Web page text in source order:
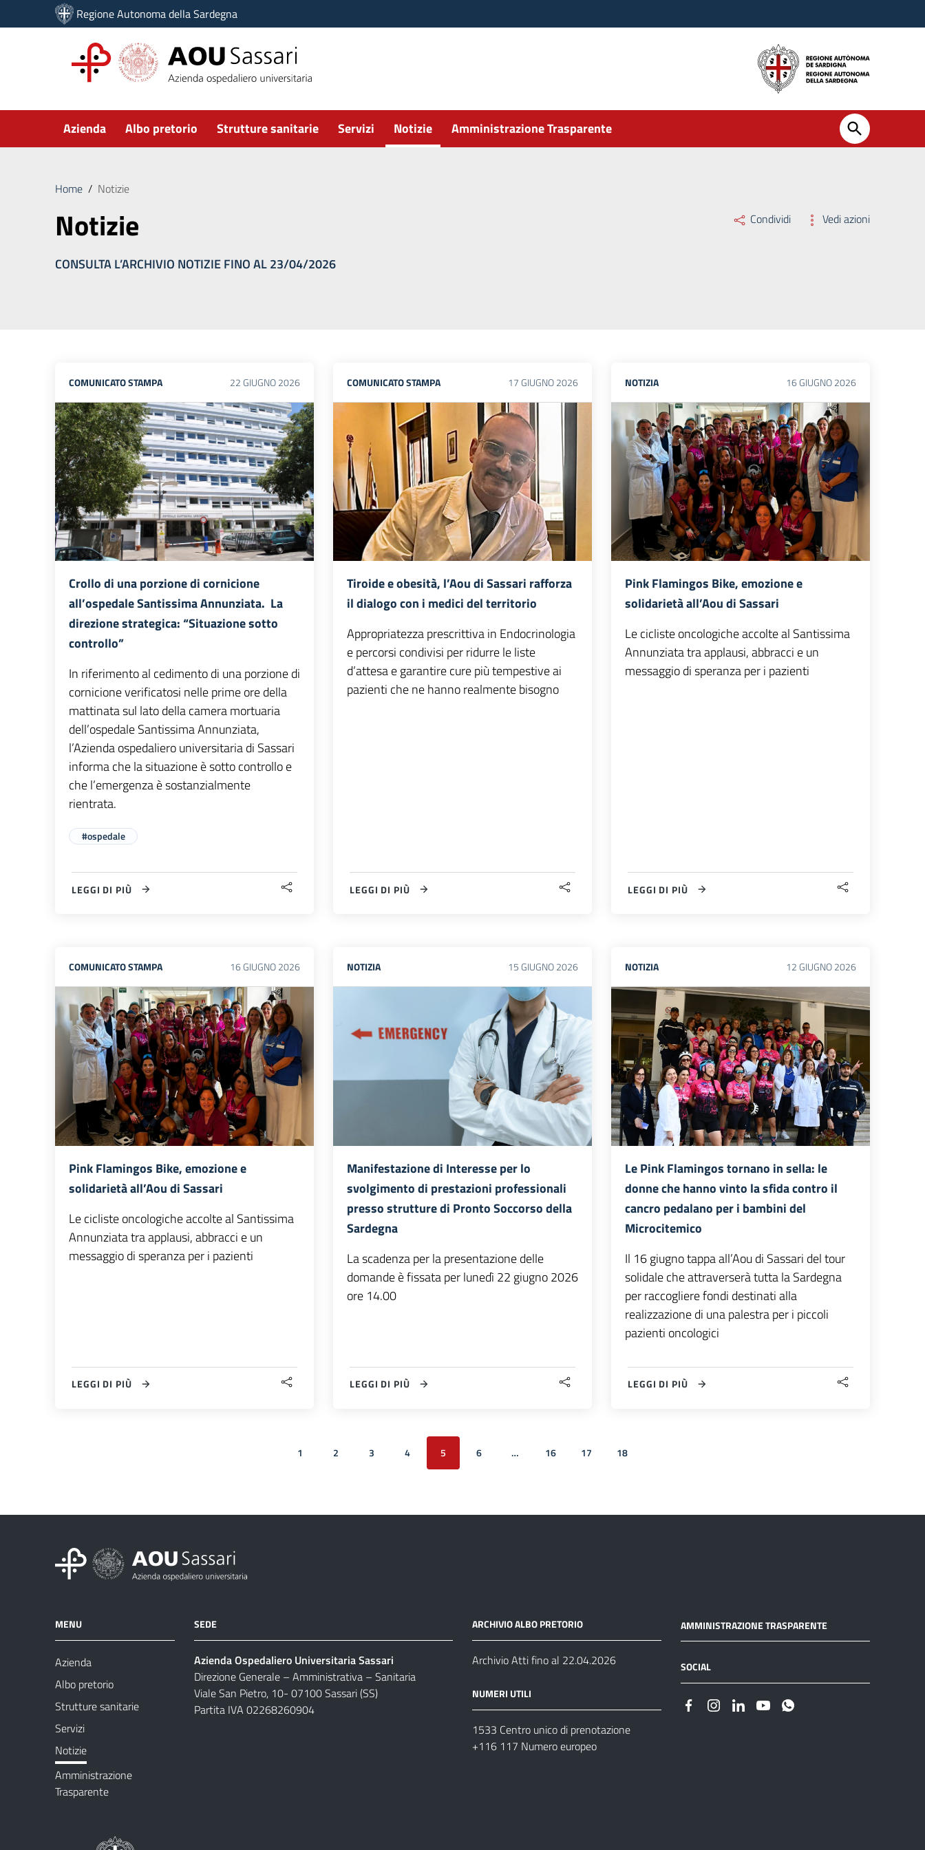
Vai ai contenuti
Vai al menu di navigazione
Vai al footer
Regione Autonoma della Sardegna
Submenu
Azienda Albo pretorio Strutture sanitarie Servizi Notizie Amministrazione Trasparente
Home / Notizie
Notizie
CONSULTA L’ARCHIVIO NOTIZIE FINO AL 23/04/2026
Condividi Vedi azioni
COMUNICATO STAMPA 22GIUGNO2026
Crollo di una porzione di cornicione
all’ospedale Santissima Annunziata. La
direzione strategica: “Situazione sotto
controllo”
In riferimento al cedimento di una porzione di
cornicione verificatosi nelle prime ore della
mattinata sul lato della camera mortuaria
dell’ospedale Santissima Annunziata,
l’Azienda ospedaliero universitaria di Sassari
informa che la situazione è sotto controllo e
che l’emergenza è sostanzialmente
rientrata.
#ospedale
LEGGI DI PIÙ
COMUNICATO STAMPA 17GIUGNO2026
Tiroide e obesità, l’Aou di Sassari rafforza
il dialogo con i medici del territorio
Appropriatezza prescrittiva in Endocrinologia
e percorsi condivisi per ridurre le liste
d’attesa e garantire cure più tempestive ai
pazienti che ne hanno realmente bisogno
LEGGI DI PIÙ
NOTIZIA 16GIUGNO2026
Pink Flamingos Bike, emozione e
solidarietà all’Aou di Sassari
Le cicliste oncologiche accolte al Santissima
Annunziata tra applausi, abbracci e un
messaggio di speranza per i pazienti
LEGGI DI PIÙ
COMUNICATO STAMPA 16GIUGNO2026
Pink Flamingos Bike, emozione e
solidarietà all’Aou di Sassari
Le cicliste oncologiche accolte al Santissima
Annunziata tra applausi, abbracci e un
messaggio di speranza per i pazienti
LEGGI DI PIÙ
NOTIZIA 15GIUGNO2026
Manifestazione di Interesse per lo
svolgimento di prestazioni professionali
presso strutture di Pronto Soccorso della
Sardegna
La scadenza per la presentazione delle
domande è fissata per lunedì 22 giugno 2026
ore 14.00
LEGGI DI PIÙ
NOTIZIA 12GIUGNO2026
Le Pink Flamingos tornano in sella: le
donne che hanno vinto la sfida contro il
cancro pedalano per i bambini del
Microcitemico
Il 16 giugno tappa all’Aou di Sassari del tour
solidale che attraverserà tutta la Sardegna
per raccogliere fondi destinati alla
realizzazione di una palestra per i piccoli
pazienti oncologici
LEGGI DI PIÙ
Pagina precedente
1 2 3 4 5 6 … 16 17 18
MENU
Azienda
Albo pretorio
Strutture sanitarie
Servizi
Notizie
Amministrazione
Trasparente
SEDE
Azienda Ospedaliero Universitaria Sassari
Direzione Generale – Amministrativa – Sanitaria
Viale San Pietro, 10- 07100 Sassari (SS)
Partita IVA 02268260904
ARCHIVIO ALBO PRETORIO
Archivio Atti fino al 22.04.2026
NUMERI UTILI
1533 Centro unico di prenotazione
+116 117 Numero europeo
AMMINISTRAZIONE TRASPARENTE
SOCIAL